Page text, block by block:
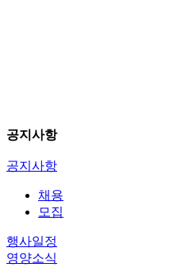
공지사항
공지사항
채용
모집
행사일정
영양소식